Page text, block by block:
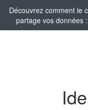
Découvrez comment le
partage vos données :